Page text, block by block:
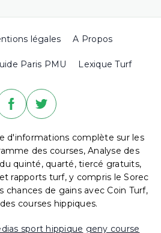
légales A Propos
Paris PMU Lexique Turf
d'informations complète sur les
des courses, Analyse des
quinté, quarté, tiercé gratuits,
rapports turf, y compris le Sorec
chances de gains avec Coin Turf,
courses hippiques.
sport hippique geny course